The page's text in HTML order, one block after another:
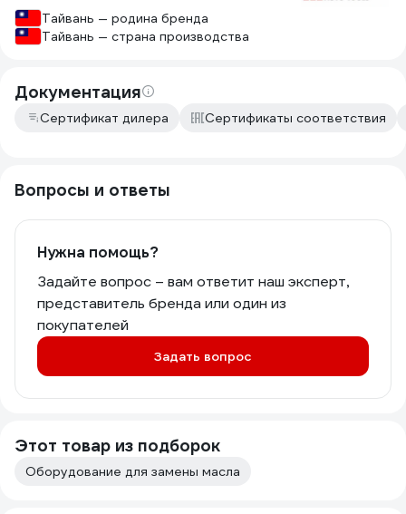
Тайвань — родина бренда
Тайвань — страна производства
Документация
Сертификат дилера Сертификаты соответствия
Вопросы и ответы
Нужна помощь?
Задайте вопрос – вам ответит наш эксперт,
представитель бренда или один из
покупателей
Задать вопрос
Этот товар из подборок
Оборудование для замены масла